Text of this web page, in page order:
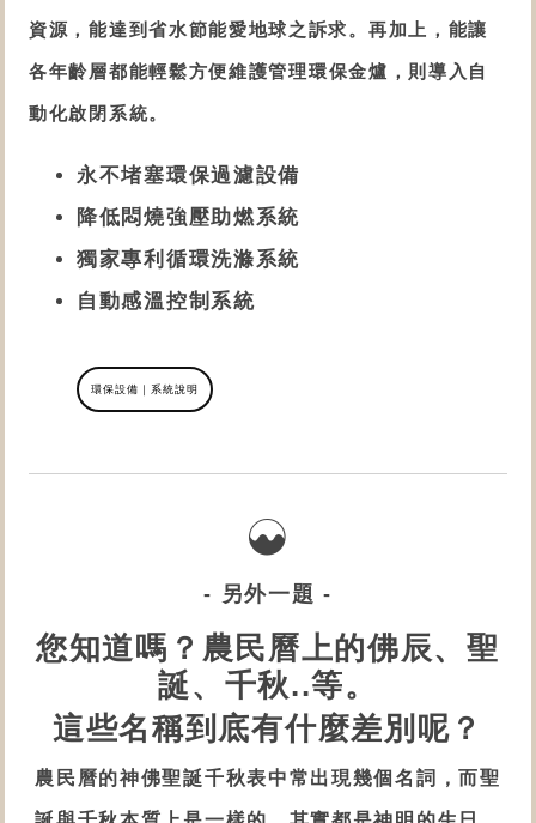
資源，能達到省水節能愛地球之訴求。再加上，能讓
各年齡層都能輕鬆方便維護管理環保金爐 ，則導入自
動化啟閉系統。
永不堵塞環保過濾設備
降低悶燒強壓助燃系統
獨家專利循環洗滌系統
自動感溫控制系統
環保設備｜系統說明
- 另外一題 -
您知道嗎？農民曆上的佛辰、聖
誕、千秋..等。
這些名稱到底有什麼差別呢？
農民曆的神佛聖誕千秋表中常出現幾個名詞，而聖